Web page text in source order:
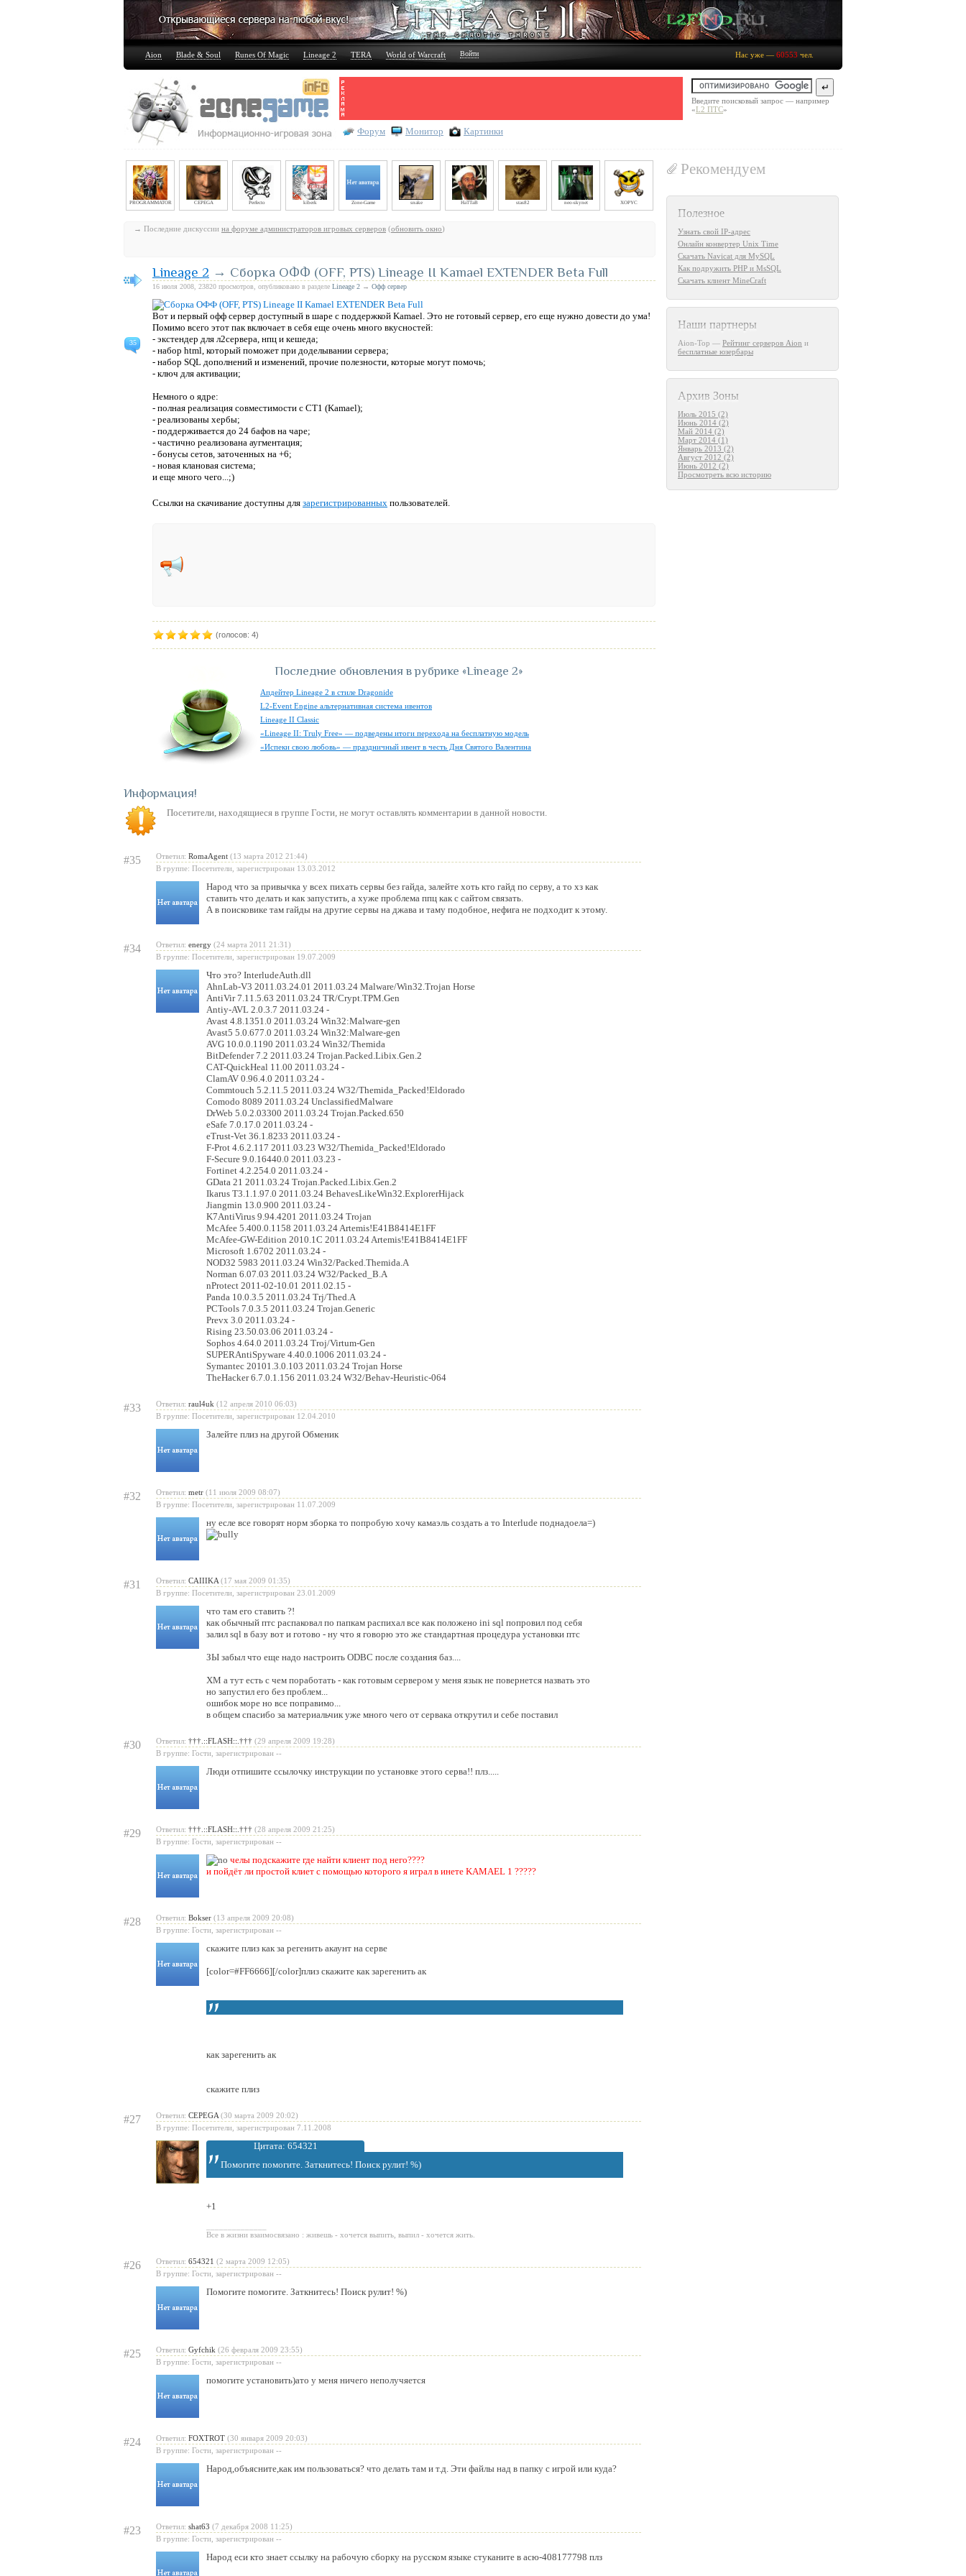
Aion Blade & Soul Runes Of Magic Lineage 2 TERA World of Warcraft Войти Нас уже — 60553 чел.
Введите поисковый запрос — например
«L2 ПТС»
Форум Монитор Картинки
PROGRAMMATOR CEPEGA Perfecto kiberk Zone-Game snake HaTTaB stas82 neo-skynet XOPYC
→ Последние дискуссии на форуме администраторов игровых серверов (обновить окно)
35
Lineage 2 → Сборка ОФФ (OFF, PTS) Lineage II Kamael EXTENDER Beta Full
16 июля 2008, 23820 просмотров, опубликовано в разделе Lineage 2 → Офф сервер
Вот и первый офф сервер доступный в шаре с поддержкой Kamael. Это не готовый сервер, его еще нужно довести до ума!
Помимо всего этот пак включает в себя еще очень много вкусностей:
- экстендер для л2сервера, нпц и кешеда;
- набор html, который поможет при доделывании сервера;
- набор SQL дополнений и изменений, прочие полезности, которые могут помочь;
- ключ для активации;
Немного о ядре:
- полная реализация совместимости с CT1 (Kamael);
- реализованы хербы;
- поддерживается до 24 бафов на чаре;
- частично реализована аугментация;
- бонусы сетов, заточенных на +6;
- новая клановая система;
и еще много чего...;)
Ссылки на скачивание доступны для зарегистрированных пользователей.
(голосов: 4)
Последние обновления в рубрике «Lineage 2»
Апдейтер Lineage 2 в стиле Dragonide
L2-Event Engine альтернативная система ивентов
Lineage II Classic
«Lineage II: Truly Free» — подведены итоги перехода на бесплатную модель
«Испеки свою любовь» — праздничный ивент в честь Дня Святого Валентина
Информация
Посетители, находящиеся в группе Гости, не могут оставлять комментарии в данной новости.
#35 Ответил: RomaAgent (13 марта 2012 21:44)
В группе: Посетители, зарегистрирован 13.03.2012
Народ что за привычка у всех пихать сервы без гайда, залейте хоть кто гайд по серву, а то хз как
ставить что делать и как запустить, а хуже проблема ппц как с сайтом связать.
А в поисковике там гайды на другие сервы на джава и таму подобное, нефига не подходит к этому.
#34 Ответил: energy (24 марта 2011 21:31)
В группе: Посетители, зарегистрирован 19.07.2009
Что это? InterludeAuth.dll
AhnLab-V3 2011.03.24.01 2011.03.24 Malware/Win32.Trojan Horse
AntiVir 7.11.5.63 2011.03.24 TR/Crypt.TPM.Gen
Antiy-AVL 2.0.3.7 2011.03.24 -
Avast 4.8.1351.0 2011.03.24 Win32:Malware-gen
Avast5 5.0.677.0 2011.03.24 Win32:Malware-gen
AVG 10.0.0.1190 2011.03.24 Win32/Themida
BitDefender 7.2 2011.03.24 Trojan.Packed.Libix.Gen.2
CAT-QuickHeal 11.00 2011.03.24 -
ClamAV 0.96.4.0 2011.03.24 -
Commtouch 5.2.11.5 2011.03.24 W32/Themida_Packed!Eldorado
Comodo 8089 2011.03.24 UnclassifiedMalware
DrWeb 5.0.2.03300 2011.03.24 Trojan.Packed.650
eSafe 7.0.17.0 2011.03.24 -
eTrust-Vet 36.1.8233 2011.03.24 -
F-Prot 4.6.2.117 2011.03.23 W32/Themida_Packed!Eldorado
F-Secure 9.0.16440.0 2011.03.23 -
Fortinet 4.2.254.0 2011.03.24 -
GData 21 2011.03.24 Trojan.Packed.Libix.Gen.2
Ikarus T3.1.1.97.0 2011.03.24 BehavesLikeWin32.ExplorerHijack
Jiangmin 13.0.900 2011.03.24 -
K7AntiVirus 9.94.4201 2011.03.24 Trojan
McAfee 5.400.0.1158 2011.03.24 Artemis!E41B8414E1FF
McAfee-GW-Edition 2010.1C 2011.03.24 Artemis!E41B8414E1FF
Microsoft 1.6702 2011.03.24 -
NOD32 5983 2011.03.24 Win32/Packed.Themida.A
Norman 6.07.03 2011.03.24 W32/Packed_B.A
nProtect 2011-02-10.01 2011.02.15 -
Panda 10.0.3.5 2011.03.24 Trj/Thed.A
PCTools 7.0.3.5 2011.03.24 Trojan.Generic
Prevx 3.0 2011.03.24 -
Rising 23.50.03.06 2011.03.24 -
Sophos 4.64.0 2011.03.24 Troj/Virtum-Gen
SUPERAntiSpyware 4.40.0.1006 2011.03.24 -
Symantec 20101.3.0.103 2011.03.24 Trojan Horse
TheHacker 6.7.0.1.156 2011.03.24 W32/Behav-Heuristic-064
#33 Ответил: raul4uk (12 апреля 2010 06:03)
В группе: Посетители, зарегистрирован 12.04.2010
Залейте плиз на другой Обменик
#32 Ответил: metr (11 июля 2009 08:07)
В группе: Посетители, зарегистрирован 11.07.2009
ну есле все говорят норм зборка то попробую хочу камаэль создать а то Interlude поднадоела=)
#31 Ответил: CAIIIKA (17 мая 2009 01:35)
В группе: Посетители, зарегистрирован 23.01.2009
что там его ставить ?!
как обычный птс распаковал по папкам распихал все как положено ini sql попровил под себя
залил sql в базу вот и готово - ну что я говорю это же стандартная процедура установки птс
ЗЫ забыл что еще надо настроить ODBC после создания баз....
ХМ а тут есть с чем поработать - как готовым сервером у меня язык не повернется назвать это
но запустил его без проблем...
ошибок море но все поправимо...
в общем спасибо за материальчик уже много чего от сервака открутил и себе поставил
#30 Ответил: †††.::FLASH::.††† (29 апреля 2009 19:28)
В группе: Гости, зарегистрирован --
Люди отпишите ссылочку инструкции по установке этого серва!! плз.....
#29 Ответил: †††.::FLASH::.††† (28 апреля 2009 21:25)
В группе: Гости, зарегистрирован --
челы подскажите где найти клиент под него????
и пойдёт ли простой клиет с помощью которого я играл в инете KAMAEL 1 ?????
#28 Ответил: Bokser (13 апреля 2009 20:08)
В группе: Гости, зарегистрирован --
скажите плиз как за регенить акаунт на серве
[color=#FF6666][/color]плиз скажите как зарегенить ак
как зарегенить ак
скажите плиз
#27 Ответил: CEPEGA (30 марта 2009 20:02)
В группе: Посетители, зарегистрирован 7.11.2008
Цитата: 654321
Помогите помогите. Заткнитесь! Поиск рулит! %)
+1
Все в жизни взаимосвязано : живешь - хочется выпить, выпил - хочется жить.
#26 Ответил: 654321 (2 марта 2009 12:05)
В группе: Гости, зарегистрирован --
Помогите помогите. Заткнитесь! Поиск рулит! %)
#25 Ответил: Gyfchik (26 февраля 2009 23:55)
В группе: Гости, зарегистрирован --
помогите установить)ато у меня ничего неполучяется
#24 Ответил: FOXTROT (30 января 2009 20:03)
В группе: Гости, зарегистрирован --
Народ,объясните,как им пользоваться? что делать там и т.д. Эти файлы над в папку с игрой или куда?
#23 Ответил: shat63 (7 декабря 2008 11:25)
В группе: Гости, зарегистрирован --
Народ еси кто знает ссылку на рабочую сборку на русском языке стуканите в асю-408177798 плз
Рекомендуем
Полезное
Узнать свой IP-адрес
Онлайн конвертер Unix Time
Скачать Navicat для MySQL
Как подружить PHP и MsSQL
Скачать клиент MineCraft
Наши партнеры
Aion-Top — Рейтинг серверов Aion и
бесплатные юзербары
Архив Зоны
Июль 2015 (2)
Июнь 2014 (2)
Май 2014 (2)
Март 2014 (1)
Январь 2013 (2)
Август 2012 (2)
Июнь 2012 (2)
Просмотреть всю историю